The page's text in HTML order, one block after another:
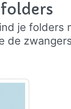
je folders
de